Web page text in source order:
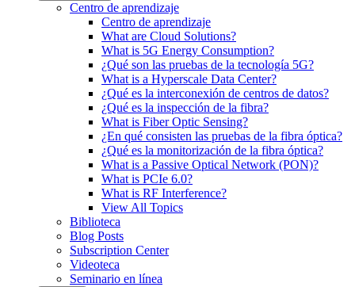
Centro de aprendizaje
Centro de aprendizaje
What are Cloud Solutions?
What is 5G Energy Consumption?
¿Qué son las pruebas de la tecnología 5G?
What is a Hyperscale Data Center?
¿Qué es la interconexión de centros de datos?
¿Qué es la inspección de la fibra?
What is Fiber Optic Sensing?
¿En qué consisten las pruebas de la fibra óptica?
¿Qué es la monitorización de la fibra óptica?
What is a Passive Optical Network (PON)?
What is PCIe 6.0?
What is RF Interference?
View All Topics
Biblioteca
Blog Posts
Subscription Center
Videoteca
Seminario en línea